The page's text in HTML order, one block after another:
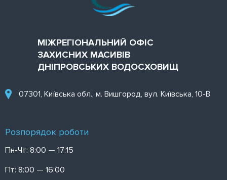
МІЖРЕГІОНАЛЬНИЙ ОФІС
ЗАХИСНИХ МАСИВІВ
ДНІПРОВСЬКИХ ВОДОСХОВИЩ
07301, Київська обл., м. Вишгород, вул. Київська, 10-В
Розпорядок роботи
Пн-Чт: 8:00 — 17:15
Пт: 8:00 — 16:00